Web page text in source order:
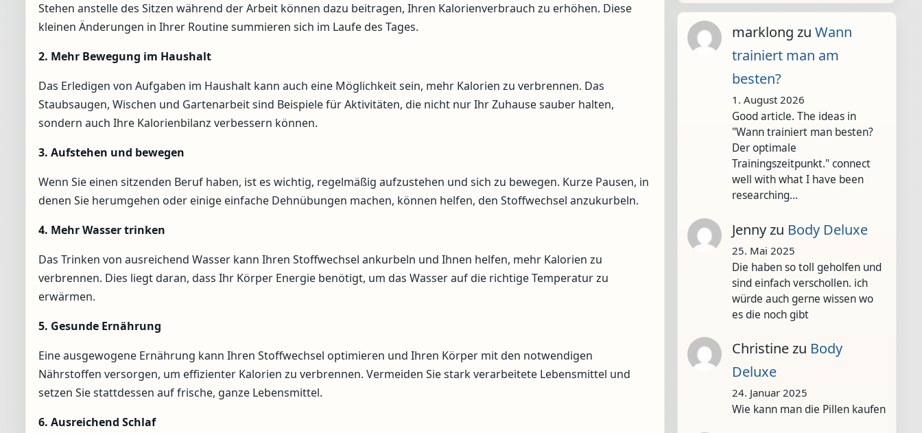
Stehen anstelle des Sitzen während der Arbeit können dazu beitragen, Ihren Kalorienverbrauch zu erhöhen. Diese
kleinen Änderungen in Ihrer Routine summieren sich im Laufe des Tages.
2. Mehr Bewegung im Haushalt
Das Erledigen von Aufgaben im Haushalt kann auch eine Möglichkeit sein, mehr Kalorien zu verbrennen. Das
Staubsaugen, Wischen und Gartenarbeit sind Beispiele für Aktivitäten, die nicht nur Ihr Zuhause sauber halten,
sondern auch Ihre Kalorienbilanz verbessern können.
3. Aufstehen und bewegen
Wenn Sie einen sitzenden Beruf haben, ist es wichtig, regelmäßig aufzustehen und sich zu bewegen. Kurze Pausen, in
denen Sie herumgehen oder einige einfache Dehnübungen machen, können helfen, den Stoffwechsel anzukurbeln.
4. Mehr Wasser trinken
Das Trinken von ausreichend Wasser kann Ihren Stoffwechsel ankurbeln und Ihnen helfen, mehr Kalorien zu
verbrennen. Dies liegt daran, dass Ihr Körper Energie benötigt, um das Wasser auf die richtige Temperatur zu
erwärmen.
5. Gesunde Ernährung
Eine ausgewogene Ernährung kann Ihren Stoffwechsel optimieren und Ihren Körper mit den notwendigen
Nährstoffen versorgen, um effizienter Kalorien zu verbrennen. Vermeiden Sie stark verarbeitete Lebensmittel und
setzen Sie stattdessen auf frische, ganze Lebensmittel.
6. Ausreichend Schlaf
marklong zu Wann
trainiert man am
besten?
1. August 2026
Good article. The ideas in
"Wann trainiert man besten?
Der optimale
Trainingszeitpunkt." connect
well with what I have been
researching…
Jennyzu Body Deluxe
25. Mai 2025
Die haben so toll geholfen und
sind einfach verschollen. ich
würde auch gerne wissen wo
es die noch gibt
Christinezu Body
Deluxe
24. Januar 2025
Wie kann man die Pillen kaufen